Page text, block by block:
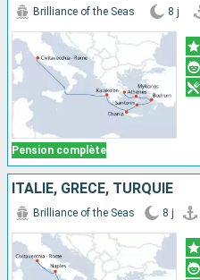
Pension complète
Brilliance of the Seas 8 j
ITALIE, GRÈCE, TURQUIE
Brilliance of the Seas 8 j